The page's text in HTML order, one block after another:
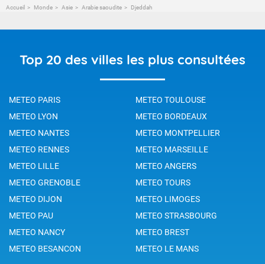
Accueil Monde Asie Arabie saoudite Djeddah
Top 20 des villes les plus consultées
METEO PARIS
METEO TOULOUSE
METEO LYON
METEO BORDEAUX
METEO NANTES
METEO MONTPELLIER
METEO RENNES
METEO MARSEILLE
METEO LILLE
METEO ANGERS
METEO GRENOBLE
METEO TOURS
METEO DIJON
METEO LIMOGES
METEO PAU
METEO STRASBOURG
METEO NANCY
METEO BREST
METEO BESANCON
METEO LE MANS